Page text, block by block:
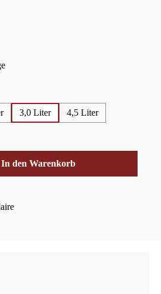
nicht verfügbar.)
3,0 Liter
4,5 Liter
ein oder benutze die Schaltflächen um die
In den Warenkorb